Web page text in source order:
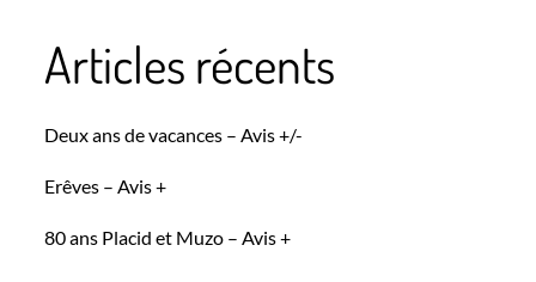
Articles récents
Deux ans de vacances – Avis +/-
Erêves – Avis +
80 ans Placid et Muzo – Avis +